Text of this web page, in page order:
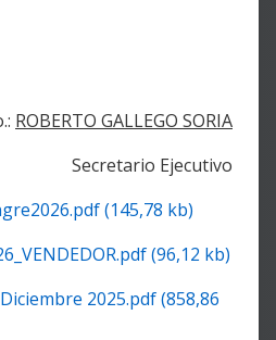
ROBERTO GALLEGO SORIA
Secretario Ejecutivo
(145,78 kb)
(96,12 kb)
2025.pdf (858,86